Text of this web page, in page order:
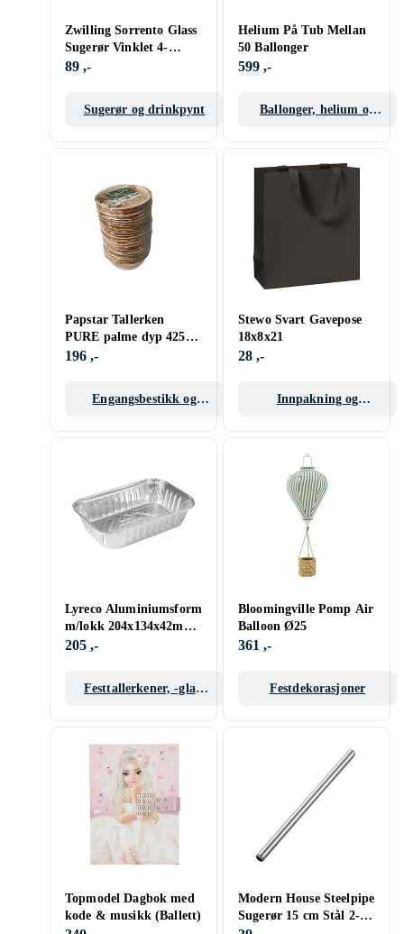
Zwilling Sorrento Glass
Sugerør Vinklet 4-
pk+Børste
89 ,-
Sugerør og drinkpynt
Helium På Tub Mellan
50 Ballonger
599 ,-
Ballonger, helium og
Papstar Tallerken
PURE palme dyp 425ml
15cm (25)
196 ,-
Engangsbestikk og
Stewo Svart Gavepose
18x8x21
28 ,-
Innpakning og
Lyreco Aluminiumsform
m/lokk 204x134x42mm
(50)
205 ,-
Festtallerkener, -glass
Bloomingville Pomp Air
Balloon Ø25
361 ,-
Festdekorasjoner
Topmodel Dagbok med
kode & musikk (Ballett)
Modern House Steelpipe
Sugerør 15 cm Stål 2-